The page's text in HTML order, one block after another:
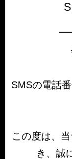
SMSの電話
この度は、
き、誠